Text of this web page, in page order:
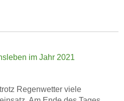
im Jahr 2021
Regenwetter viele